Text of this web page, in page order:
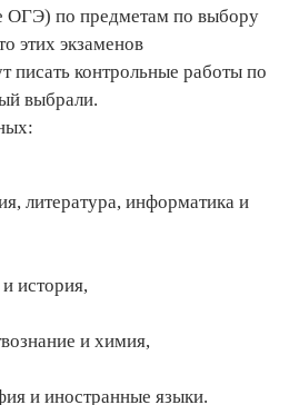
ОГЭ) по предметам по выбору
этих экзаменов
писать контрольные работы по
выбрали.
литература, информатика и
история,
и химия,
и иностранные языки.